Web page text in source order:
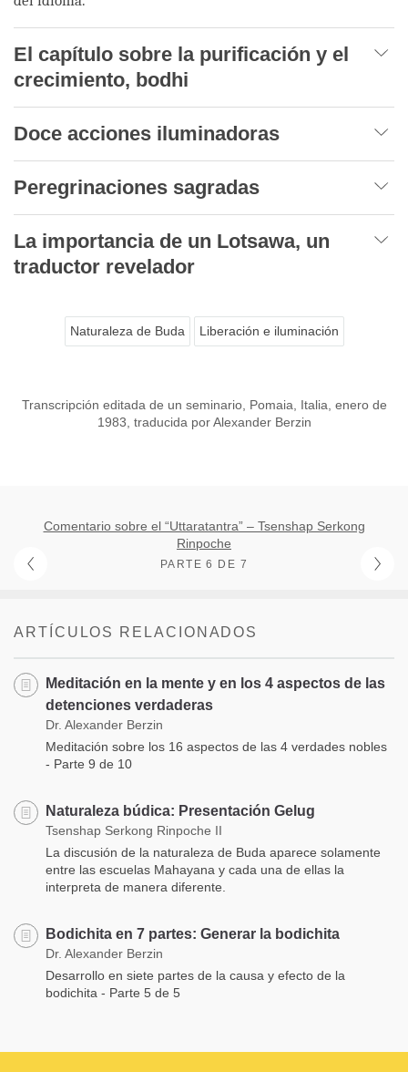
El capítulo sobre la purificación y el
crecimiento, bodhi
Doce acciones iluminadoras
Peregrinaciones sagradas
La importancia de un Lotsawa, un
traductor revelador
Naturaleza de Buda Liberación e iluminación
Transcripción editada de un seminario, Pomaia, Italia, enero de
1983, traducida por Alexander Berzin
Comentario sobre el “Uttaratantra” – Tsenshap Serkong
Rinpoche
PARTE 6 DE 7
ARTÍCULOS RELACIONADOS
Meditación en la mente y en los 4 aspectos de las
detenciones verdaderas
Dr. Alexander Berzin
Meditación sobre los 16 aspectos de las 4 verdades nobles
- Parte 9 de 10
Naturaleza búdica: Presentación Gelug
Tsenshap Serkong Rinpoche II
La discusión de la naturaleza de Buda aparece solamente
entre las escuelas Mahayana y cada una de ellas la
interpreta de manera diferente.
Bodichita en 7 partes: Generar la bodichita
Dr. Alexander Berzin
Desarrollo en siete partes de la causa y efecto de la
bodichita - Parte 5 de 5